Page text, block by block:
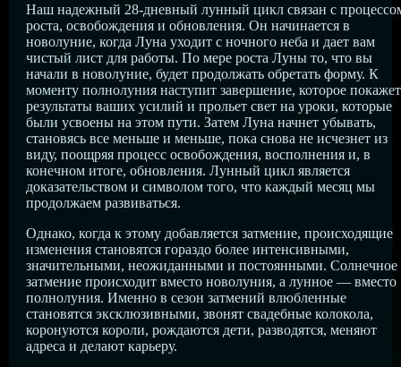
Наш надежный 28-дневный лунный цикл связан с
роста, освобождения и обновления. Он начинается в
новолуние, когда Луна уходит с ночного неба и дает вам
чистый лист для работы. По мере роста Луны то, что вы
начали в новолуние, будет продолжать обретать форму. К
моменту полнолуния наступит завершение, которое покажет
результаты ваших усилий и прольет свет на уроки, которые
были усвоены на этом пути. Затем Луна начнет убывать,
становясь все меньше и меньше, пока снова не исчезнет из
виду, поощряя процесс освобождения, восполнения и, в
конечном итоге, обновления. Лунный цикл является
доказательством и символом того, что каждый месяц мы
продолжаем развиваться.
Однако, когда к этому добавляется затмение, происходящие
изменения становятся гораздо более интенсивными,
значительными, неожиданными и постоянными. Солнечное
затмение происходит вместо новолуния, а лунное — вместо
полнолуния. Именно в сезон затмений влюбленные
становятся эксклюзивными, звонят свадебные колокола,
коронуются короли, рождаются дети, разводятся, меняют
адреса и делают карьеру.